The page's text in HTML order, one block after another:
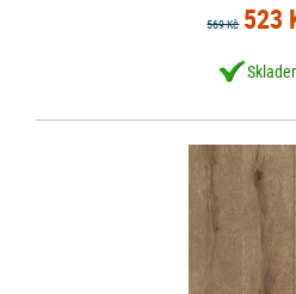
569 Kč 523